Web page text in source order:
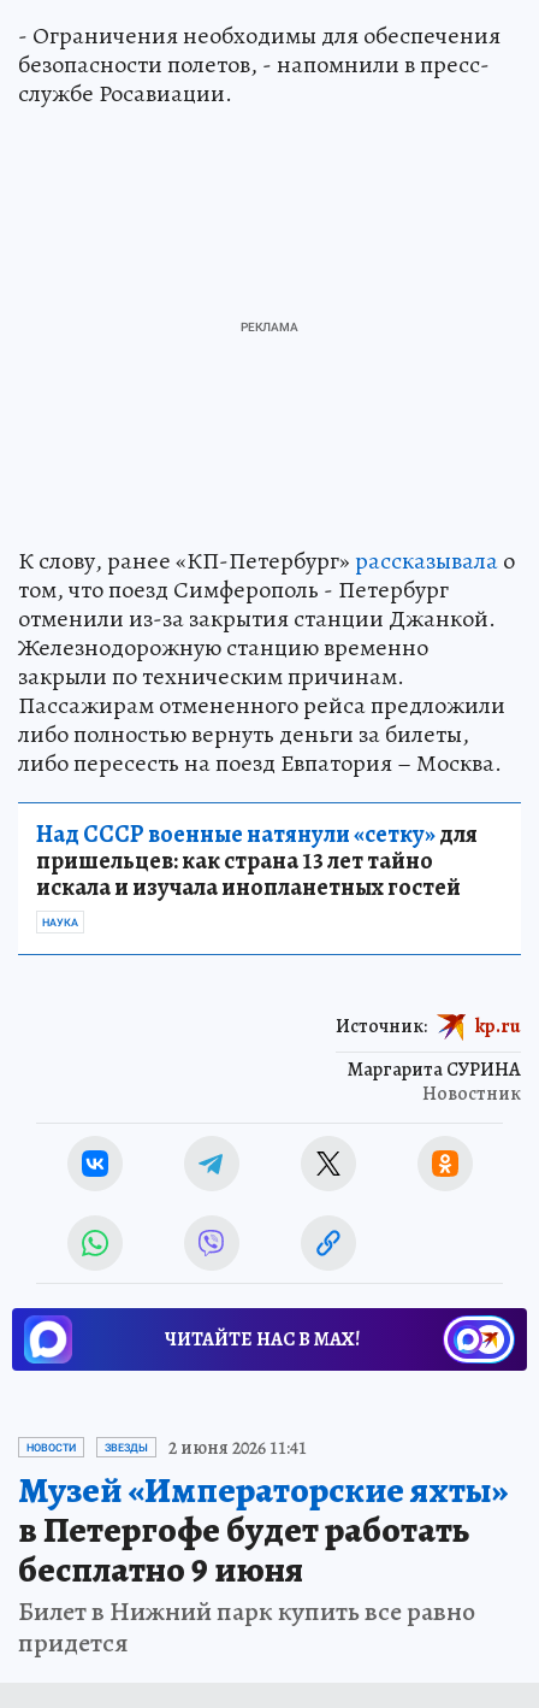
- Ограничения необходимы для обеспечения
безопасности полетов, - напомнили в пресс-
службе Росавиации.
К слову, ранее «КП-Петербург»рассказывалао
том, что поезд Симферополь - Петербург
отменили из-за закрытия станции Джанкой.
Железнодорожную станцию временно
закрыли по техническим причинам.
Пассажирам отмененного рейса предложили
либо полностью вернуть деньги за билеты,
либо пересесть на поезд Евпатория – Москва.
Над СССР военные натянули «сетку»для
пришельцев: как страна 13 лет тайно
искала и изучала инопланетных гостей
НАУКА
Маргарита СУРИНА
Новостник
Источник: kp.ru
ЧИТАЙТЕ НАС В МАХ!
НОВОСТИ ЗВЕЗДЫ 2 июня 2026 11:41
Музей «Императорские яхты»
в Петергофе будет работать
бесплатно 9 июня
Билет в Нижний парк купить все равно
придется